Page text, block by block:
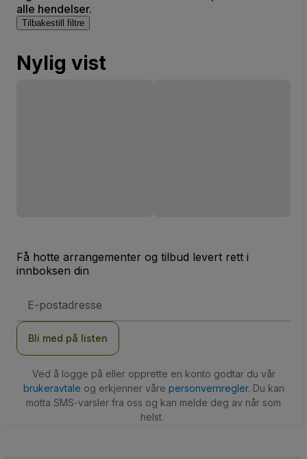
alle hendelser.
Tilbakestill filtre
Nylig vist
Få hotte arrangementer og tilbud levert rett i
innboksen din
postadresse
Bli med på listen
Ved å logge på eller opprette en konto godtar du vår
brukeravtale og erkjenner våre personvernregler. Du kan
motta SMS-varsler fra oss og kan melde deg av når som
helst.